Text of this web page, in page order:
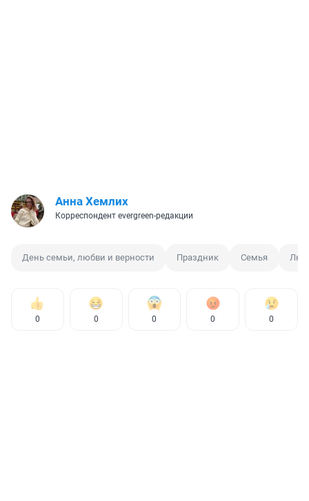
Анна Хемлих
Корреспондент evergreen-редакции
День семьи, любви и верности Праздник Семья
0 0 0 0 0